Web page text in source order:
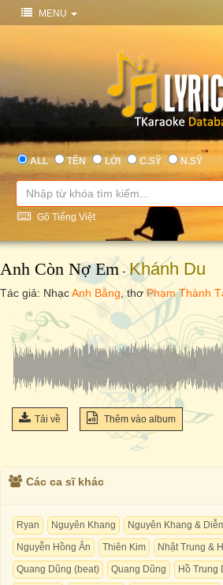
MENU
ALL TÊN LỜI C.SỸ N.SỸ
Gõ Tiếng Việt
Anh Còn Nợ Em -Khánh Du
Tác giả: NhạcAnh Bằng, thơPhạm Thành
Tải về Thêm vào album
Các ca sĩ khác
Ryan Nguyên Khang
Nguyên Khang &
Nguyễn Hồng Ân
Thiên Kim Nhật Trung &
Quang Dũng (beat)
Quang Dũng Hồ Trung